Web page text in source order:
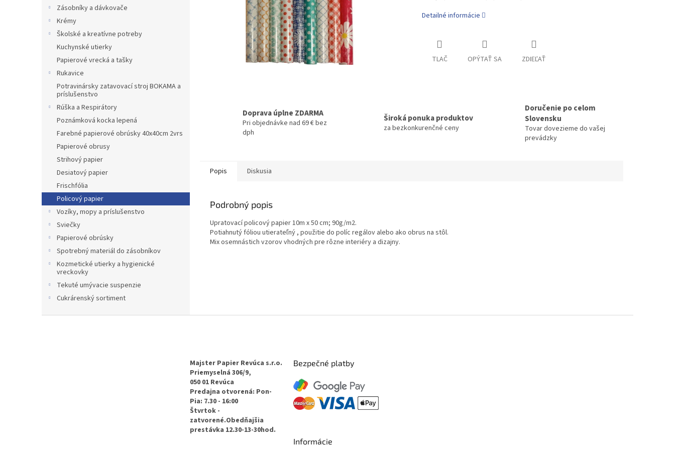
Zásobníky a dávkovače
Krémy
Školské a kreatívne potreby
Kuchynské utierky
Papierové vrecká a tašky
Rukavice
Potravinársky zatavovací stroj BOKAMA a
príslušenstvo
Rúška a Respirátory
Poznámková kocka lepená
Farebné papierové obrúsky 40x40cm 2vrs
Papierové obrusy
Strihový papier
Desiatový papier
Frischfólia
Policový papier
Vozíky, mopy a príslušenstvo
Sviečky
Papierové obrúsky
Spotrebný materiál do zásobníkov
Kozmetické utierky a hygienické
vreckovky
Tekuté umývacie suspenzie
Cukrárenský sortiment
Detailné informácie
TLAČ OPÝTAŤ SA ZDIEĽAŤ
Doprava úplne ZDARMA
Pri objednávke nad 69 € bez
dph
Široká ponuka produktov
za bezkonkurenčné ceny
Doručenie po celom
Slovensku
Tovar dovezieme do vašej
prevádzky
Popis Diskusia
Podrobný popis
Upratovací policový papier 10m x 50 cm; 90g/m2.
Potiahnutý fóliou utierateľný , použitie do políc regálov alebo ako obrus na stôl.
Mix osemnástich vzorov vhodných pre rôzne interiéry a dizajny.
Majster Papier Revúca s.r.o.
Priemyselná 306/9,
050 01 Revúca
Predajna otvorená: Pon-
Pia: 7.30 - 16:00
Štvrtok -
zatvorené.Obedňajšia
prestávka 12.30-13-30hod.
Bezpečné platby
Informácie